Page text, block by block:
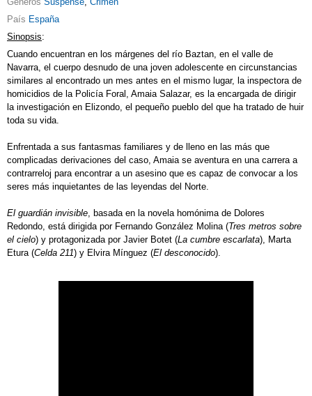
País España
Sinopsis:
Cuando encuentran en los márgenes del río Baztan, en el valle de
Navarra, el cuerpo desnudo de una joven adolescente en circunstancias
similares al encontrado un mes antes en el mismo lugar, la inspectora de
homicidios de la Policía Foral, Amaia Salazar, es la encargada de dirigir
la investigación en Elizondo, el pequeño pueblo del que ha tratado de huir
toda su vida.
Enfrentada a sus fantasmas familiares y de lleno en las más que
complicadas derivaciones del caso, Amaia se aventura en una carrera a
contrarreloj para encontrar a un asesino que es capaz de convocar a los
seres más inquietantes de las leyendas del Norte.
El guardián invisible , basada en la novela homónima de Dolores
Redondo, está dirigida por Fernando González Molina (Tres metros sobre
el cielo) y protagonizada por Javier Botet (La cumbre escarlata), Marta
Etura (Celda 211) y Elvira Mínguez (El desconocido).